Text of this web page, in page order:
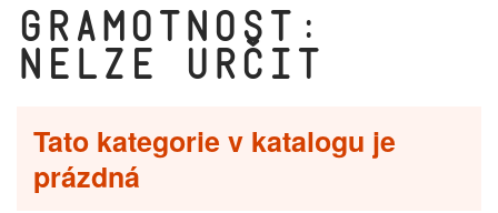
Gramotnost:
nelze určit
Tato kategorie v katalogu je
prázdná